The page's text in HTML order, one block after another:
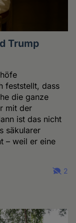
Trump
feststellt, dass
die ganze
mit der
ist das nicht
säkularer
– weil er eine
2